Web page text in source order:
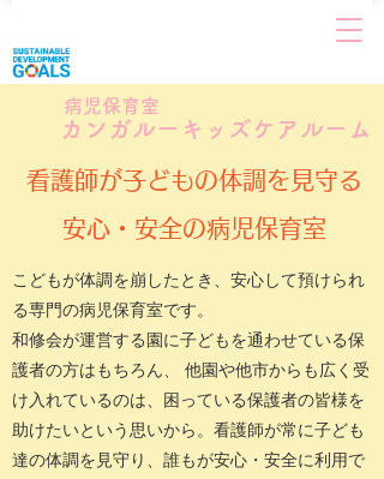
カンガルーキッズケアルーム
病児保育室
看護師が子どもの体調を見守る
安心・安全の病児保育室
こどもが体調を崩したとき、安心して預けられ
る専門の病児保育室です。
和修会が運営する園に子どもを通わせている保
護者の方はもちろん、 他園や他市からも広く受
け入れているのは、困っている保護者の皆様を
助けたいという思いから。看護師が常に子ども
達の体調を見守り、誰もが安心・安全に利用で